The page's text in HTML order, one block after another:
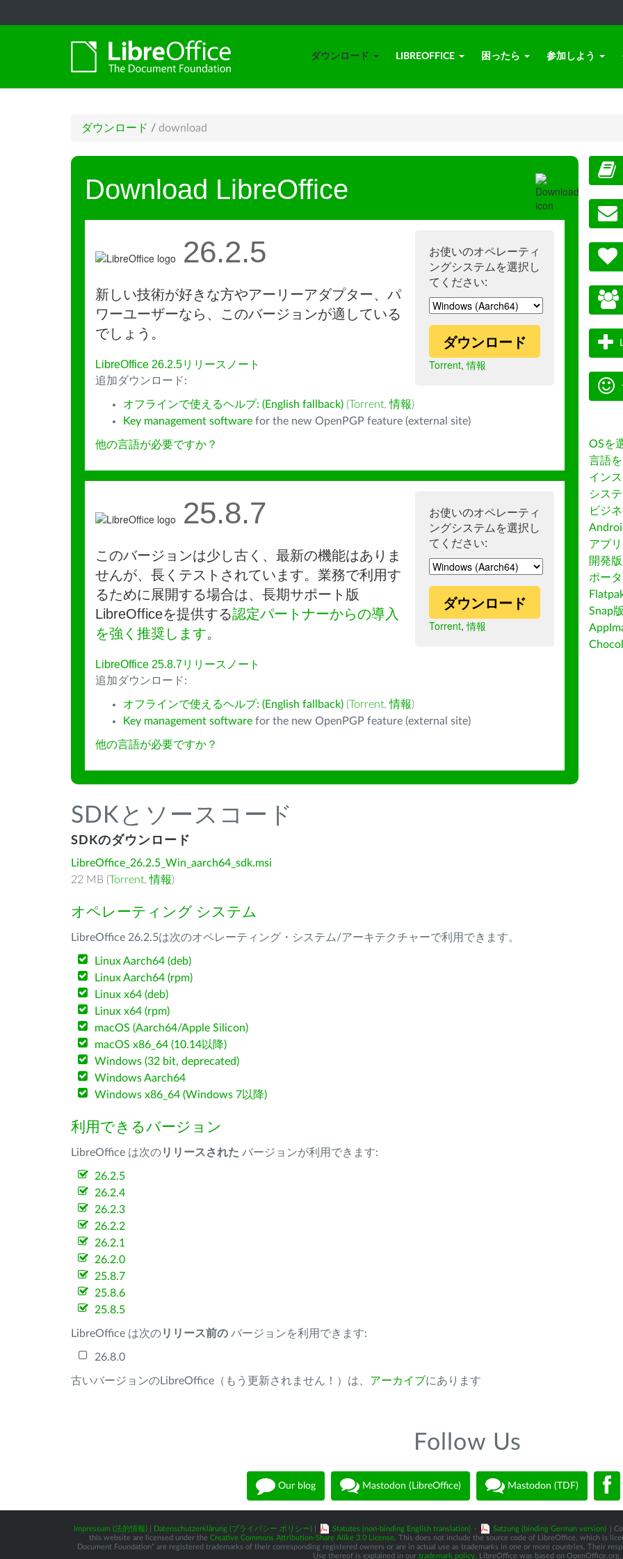
ダウンロード LIBREOFFICE 困ったら 参加しよう
ダウンロード / download
Download LibreOffice
お使いのオペレーティ
ングシステムを選択し
てください:
ダウンロード
Torrent,情報
26.2.5
新しい技術が好きな方やアーリーアダプター、パ
ワーユーザーなら、このバージョンが適している
でしょう。
LibreOffice 26.2.5リリースノート
追加ダウンロード:
オフラインで使えるヘルプ: (English fallback) (Torrent,情報)
Key management software for the new OpenPGP feature (external site)
他の言語が必要ですか？
お使いのオペレーティ
ングシステムを選択し
てください:
ダウンロード
Torrent,情報
25.8.7
このバージョンは少し古く、最新の機能はありま
せんが、長くテストされています。業務で利用す
るために展開する場合は、長期サポート版
LibreOfficeを提供する認定パートナーからの導入
を強く推奨します。
LibreOffice 25.8.7リリースノート
追加ダウンロード:
オフラインで使えるヘルプ: (English fallback) (Torrent,情報)
Key management software for the new OpenPGP feature (external site)
他の言語が必要ですか？
SDKとソースコード
SDKのダウンロード
LibreOffice_26.2.5_Win_aarch64_sdk.msi
22 MB (Torrent,情報)
オペレーティング システム
LibreOffice 26.2.5は次のオペレーティング・システム/アーキテクチャーで利用できます。
Linux Aarch64 (deb)
Linux Aarch64 (rpm)
Linux x64 (deb)
Linux x64 (rpm)
macOS (Aarch64/Apple Silicon)
macOS x86_64 (10.14以降)
Windows (32 bit, deprecated)
Windows Aarch64
Windows x86_64 (Windows 7以降)
利用できるバージョン
LibreOffice は次のリリースされた バージョンが利用できます:
26.2.5
26.2.4
26.2.3
26.2.2
26.2.1
26.2.0
25.8.7
25.8.6
25.8.5
LibreOffice は次のリリース前の バージョンを利用できます:
26.8.0
古いバージョンのLibreOffice（もう更新されません！）は、 アーカイブにあります
OSを
言語
イン
シス
ビジ
アプ
開発版
ポー
Snap版
Follow Us
Our blog Mastodon (LibreOffice) Mastodon (TDF)
Impressum (法的情報) Datenschutzerklärung (プライバシー ポリシー) Statutes (non-binding English translation) - Satzung (binding German version)
|
this website are licensed under the Creative Commons Attribution-Share Alike 3.0 License. This does not include the source code of LibreOffice, which is
Document Foundation” are registered trademarks of their corresponding registered owners or are in actual use as trademarks in one or more countries. Their
Use thereof is explained in our trademark policy . LibreOffice was based on OpenOffice.org.